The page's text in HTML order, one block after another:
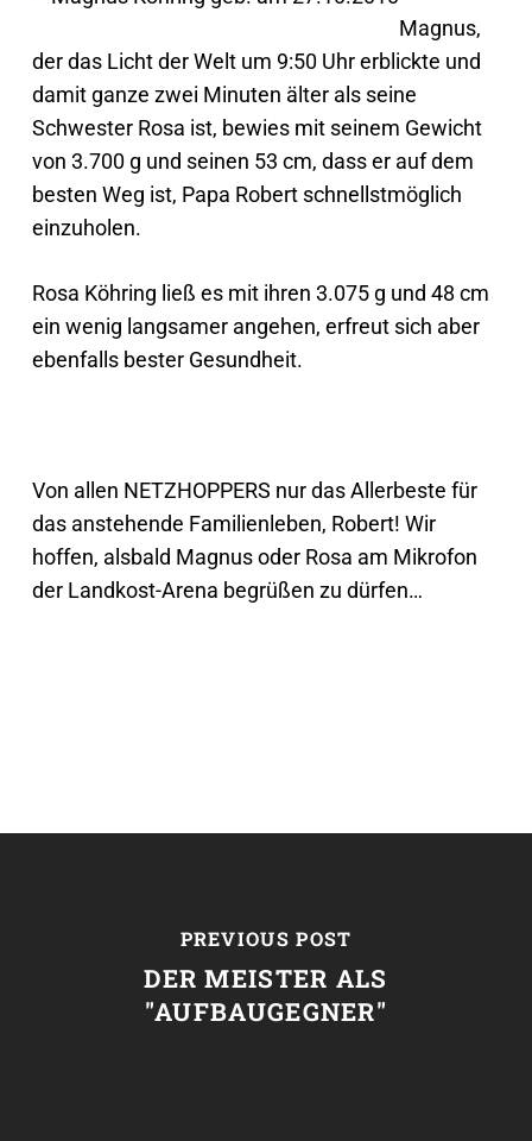
Magnus,
der das Licht der Welt um 9:50 Uhr erblickte und
damit ganze zwei Minuten älter als seine
Schwester Rosa ist, bewies mit seinem Gewicht
von 3.700 g und seinen 53 cm, dass er auf dem
besten Weg ist, Papa Robert schnellstmöglich
einzuholen.
Rosa Köhring ließ es mit ihren 3.075 g und 48 cm
ein wenig langsamer angehen, erfreut sich aber
ebenfalls bester Gesundheit.
Von allen NETZHOPPERS nur das Allerbeste für
das anstehende Familienleben, Robert! Wir
hoffen, alsbald Magnus oder Rosa am Mikrofon
der Landkost-Arena begrüßen zu dürfen…
PREVIOUS POST
DER MEISTER ALS
"AUFBAUGEGNER"